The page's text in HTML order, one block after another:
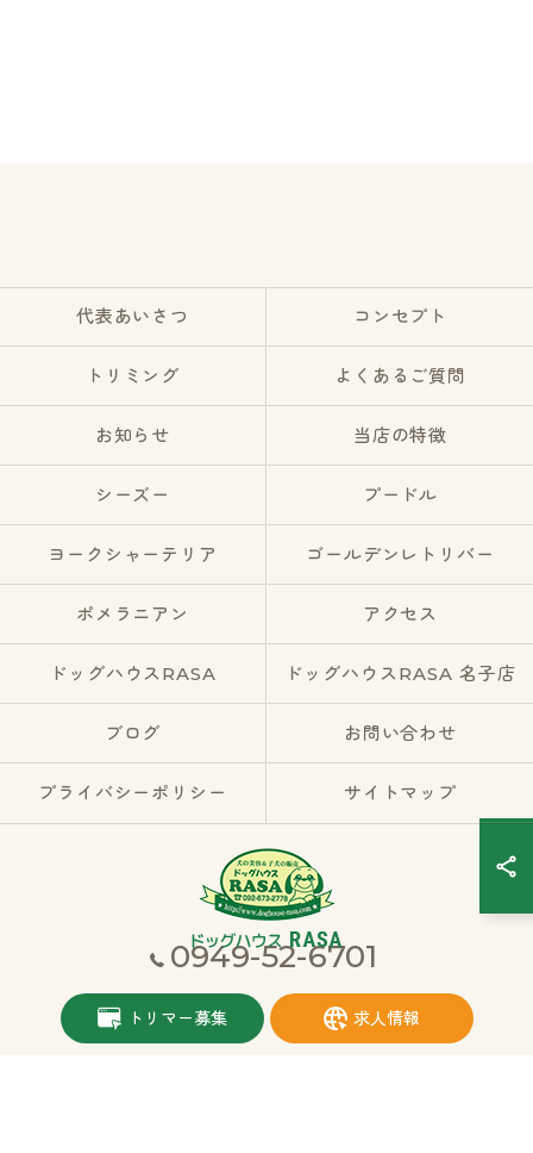
0949-52-6701
トリマー募集 求人情報
代表あいさつ コンセプト
トリミング よくあるご質問
お知らせ 当店の特徴
シーズー プードル
ヨークシャーテリア ゴールデンレトリバー
ポメラニアン アクセス
ドッグハウスRASA ドッグハウスRASA 名子店
ブログ お問い合わせ
プライバシーポリシー サイトマップ
© 2026 福岡県宮若市のブリーダーならドッグハウスRASA ALL RIGHTS
RESERVED.